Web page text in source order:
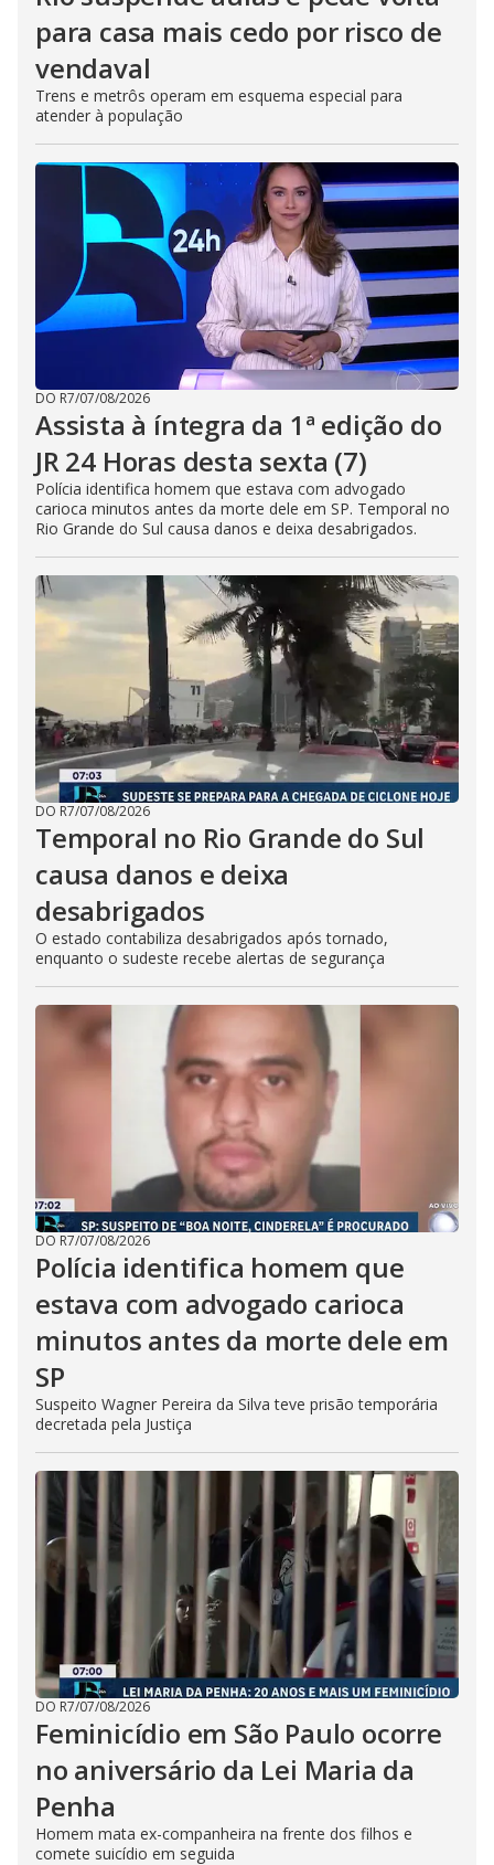
para casa mais cedo por risco de
vendaval
Trens e metrôs operam em esquema especial para
atender à população
DO R7/07/08/2026
Assista à íntegra da 1ª edição do
JR 24 Horas desta sexta (7)
Polícia identifica homem que estava com advogado
carioca minutos antes da morte dele em SP. Temporal no
Rio Grande do Sul causa danos e deixa desabrigados.
DO R7/07/08/2026
Temporal no Rio Grande do Sul
causa danos e deixa
desabrigados
O estado contabiliza desabrigados após tornado,
enquanto o sudeste recebe alertas de segurança
DO R7/07/08/2026
Polícia identifica homem que
estava com advogado carioca
minutos antes da morte dele em
SP
Suspeito Wagner Pereira da Silva teve prisão temporária
decretada pela Justiça
DO R7/07/08/2026
Feminicídio em São Paulo ocorre
no aniversário da Lei Maria da
Penha
Homem mata ex-companheira na frente dos filhos e
comete suicídio em seguida